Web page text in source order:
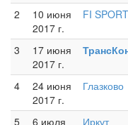
2
10 июня
2017 г.
FI SPORT
3
17 июня
2017 г.
4
24 июня
2017 г.
Глазково
5
6 июля
Иркут